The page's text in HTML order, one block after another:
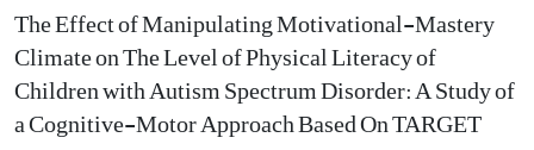
The Effect of Manipulating Motivational-Mastery
Climate on The Level of Physical Literacy of
Children with Autism Spectrum Disorder: A Study of
a Cognitive-Motor Approach Based On TARGET